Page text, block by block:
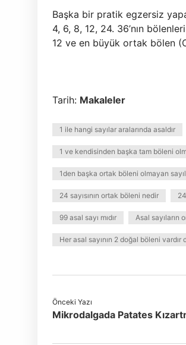
Başka bir pratik egzersiz
4, 6, 8, 12, 24. 36’nın
12 ve en büyük ortak bölen
Tarih: Makaleler
1 ile hangi sayılar aralarında asaldır
1 ve kendisinden başka tam böleni
1den başka ortak böleni olmayan
24 sayısının ortak böleni nedir
99 asal sayı mıdır Asal sayıların
Her asal sayının 2 doğal böleni vardır
Önceki Yazı
Mikrodalgada Patates